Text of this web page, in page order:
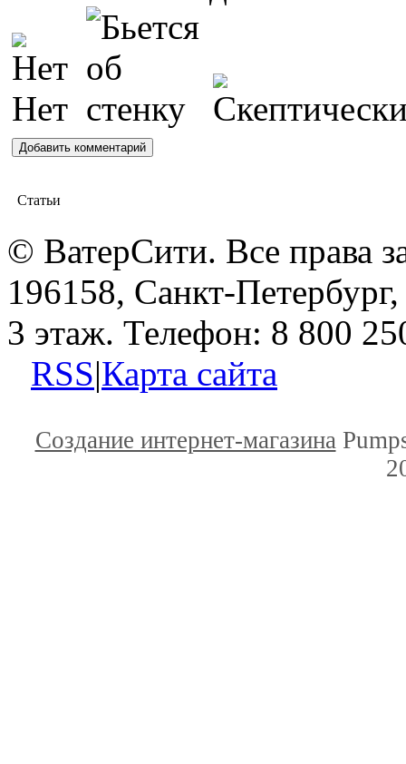
Статьи
© ВатерСити. Все права
196158, Санкт-
3 этаж. Телефон: 8 800
RSS|Карта сайта
Создание интернет-магазина